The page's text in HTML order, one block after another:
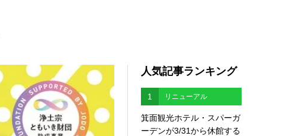
人気記事ランキング
1 リニューアル
箕面観光ホテル・スパーガ
ーデンが3/31から休館する